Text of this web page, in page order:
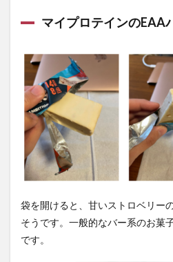
マイプロテインのEAA
袋を開けると、甘いストロベリー
そうです。一般的なバー系のお菓
です。